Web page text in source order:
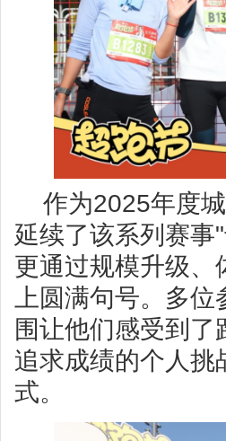
作为2025年度
延续了该系列赛事
更通过规模升级、
上圆满句号。多位
围让他们感受到
追求成绩的个人挑
式。